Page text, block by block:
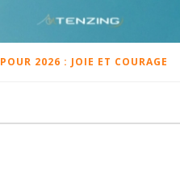
POUR 2026 : JOIE ET COURAGE